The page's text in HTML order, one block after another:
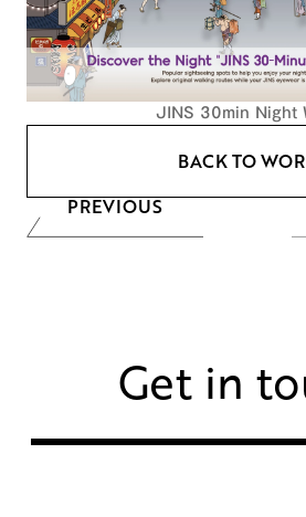
JINS 30min Night
BACK TO
PREVIOUS
Get in